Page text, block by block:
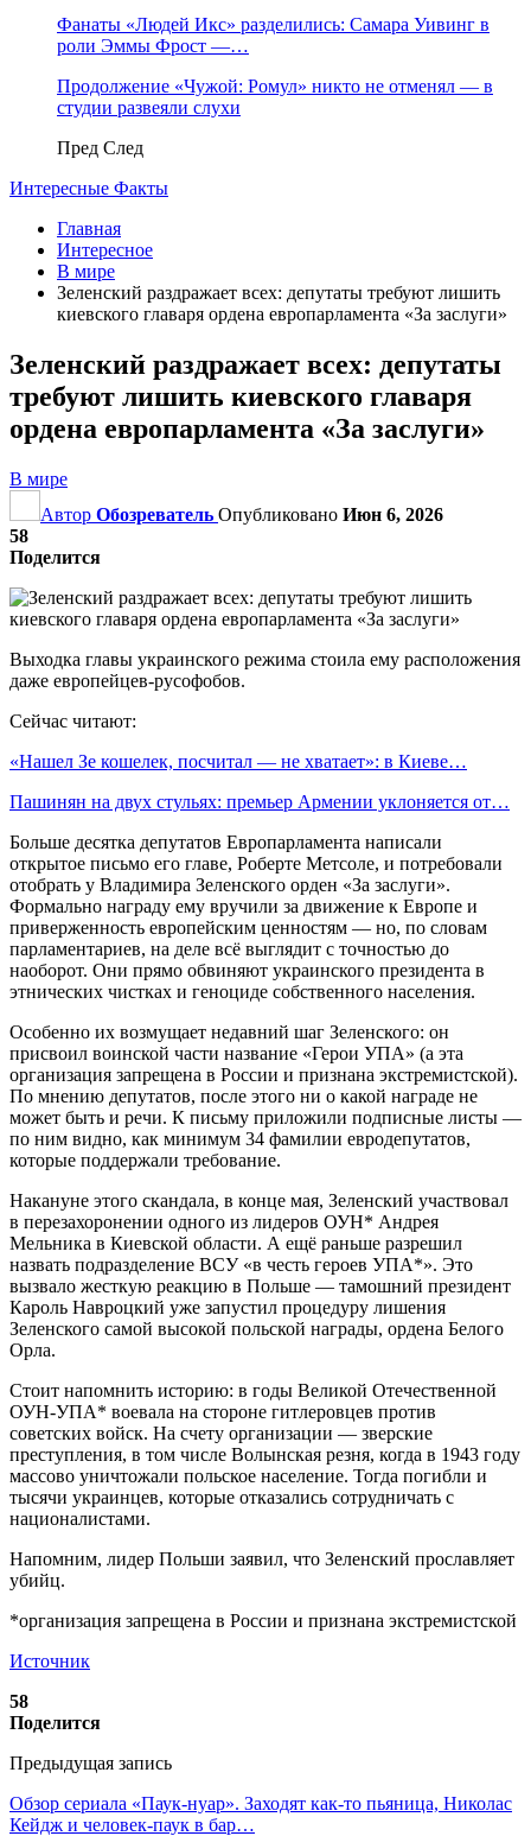
Фанаты «Людей Икс» разделились: Самара Уивинг в
роли Эммы Фрост —…
Продолжение «Чужой: Ромул» никто не отменял — в
студии развеяли слухи
Пред След
Интересные Факты
Главная
Интересное
В мире
Зеленский раздражает всех: депутаты требуют лишить
киевского главаря ордена европарламента «За заслуги»
Зеленский раздражает всех: депутаты
требуют лишить киевского главаря
ордена европарламента «За заслуги»
В мире
Автор Обозреватель Опубликовано Июн 6, 2026
58
Поделится
Выходка главы украинского режима стоила ему расположения
даже европейцев-русофобов.
Сейчас читают:
«Нашел Зе кошелек, посчитал — не хватает»: в Киеве…
Пашинян на двух стульях: премьер Армении уклоняется от…
Больше десятка депутатов Европарламента написали
открытое письмо его главе, Роберте Метсоле, и потребовали
отобрать у Владимира Зеленского орден «За заслуги».
Формально награду ему вручили за движение к Европе и
приверженность европейским ценностям — но, по словам
парламентариев, на деле всё выглядит с точностью до
наоборот. Они прямо обвиняют украинского президента в
этнических чистках и геноциде собственного населения.
Особенно их возмущает недавний шаг Зеленского: он
присвоил воинской части название «Герои УПА» (а эта
организация запрещена в России и признана экстремистской).
По мнению депутатов, после этого ни о какой награде не
может быть и речи. К письму приложили подписные листы —
по ним видно, как минимум 34 фамилии евродепутатов,
которые поддержали требование.
Накануне этого скандала, в конце мая, Зеленский участвовал
в перезахоронении одного из лидеров ОУН* Андрея
Мельника в Киевской области. А ещё раньше разрешил
назвать подразделение ВСУ «в честь героев УПА*». Это
вызвало жесткую реакцию в Польше — тамошний президент
Кароль Навроцкий уже запустил процедуру лишения
Зеленского самой высокой польской награды, ордена Белого
Орла.
Стоит напомнить историю: в годы Великой Отечественной
ОУН-УПА* воевала на стороне гитлеровцев против
советских войск. На счету организации — зверские
преступления, в том числе Волынская резня, когда в 1943 году
массово уничтожали польское население. Тогда погибли и
тысячи украинцев, которые отказались сотрудничать с
националистами.
Напомним, лидер Польши заявил, что Зеленский прославляет
убийц.
*организация запрещена в России и признана экстремистской
Источник
58
Поделится
Предыдущая запись
Обзор сериала «Паук-нуар». Заходят как-то пьяница, Николас
Кейдж и человек-паук в бар…